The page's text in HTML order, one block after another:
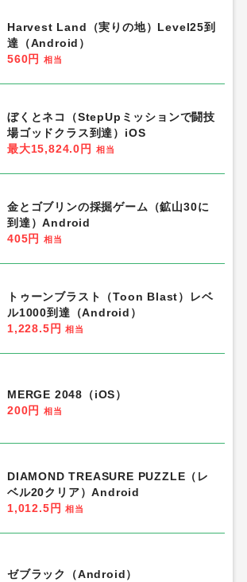
Harvest Land（実りの地）Level25到
達（Android）
560円
相当
ぼくとネコ（StepUpミッションで闘技
場ゴッドクラス到達）iOS
最大15,824.0円
相当
金とゴブリンの採掘ゲーム（鉱山30に
到達）Android
405円
相当
トゥーンブラスト（Toon Blast）レベ
ル1000到達（Android）
1,228.5円
相当
MERGE 2048（iOS）
200円
相当
DIAMOND TREASURE PUZZLE（レ
ベル20クリア）Android
1,012.5円
相当
ゼブラック（Android）